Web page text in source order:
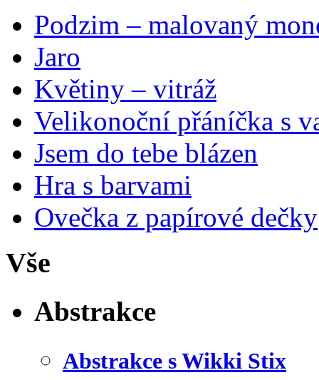
Podzim – malovaný
Jaro
Květiny – vitráž
Velikonoční přáníčka s
Jsem do tebe blázen
Hra s barvami
Ovečka z papírové dečky
Vše
Abstrakce
Abstrakce s Wikki Stix